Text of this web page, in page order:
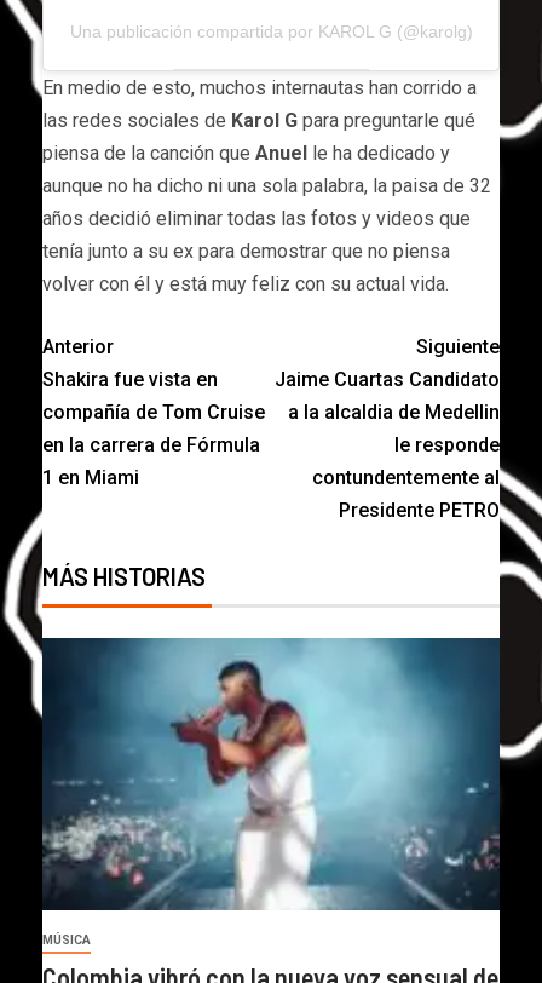
Una publicación compartida por KAROL G (@karolg)
En medio de esto, muchos internautas han corrido a
las redes sociales de Karol G para preguntarle qué
piensa de la canción que Anuel le ha dedicado y
aunque no ha dicho ni una sola palabra, la paisa de 32
años decidió eliminar todas las fotos y videos que
tenía junto a su ex para demostrar que no piensa
volver con él y está muy feliz con su actual vida.
Anterior
Shakira fue vista en
compañía de Tom Cruise
en la carrera de Fórmula
1 en Miami
Siguiente
Jaime Cuartas Candidato
a la alcaldia de Medellin
le responde
contundentemente al
Presidente PETRO
MÁS HISTORIAS
MÚSICA